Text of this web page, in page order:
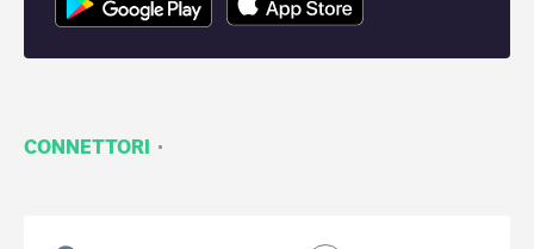
CONNETTORI ·